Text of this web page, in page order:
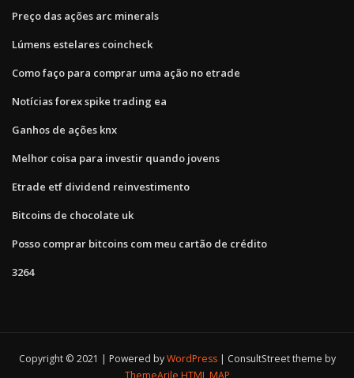
Preço das ações arc minerals
Lúmens estelares coincheck
Como faço para comprar uma ação no etrade
Notícias forex spike trading ea
Ganhos de ações knx
Melhor coisa para investir quando jovens
Etrade etf dividend reinvestimento
Bitcoins de chocolate uk
Posso comprar bitcoins com meu cartão de crédito
3264
Copyright © 2021 | Powered byWordPress
ConsultStreet theme by